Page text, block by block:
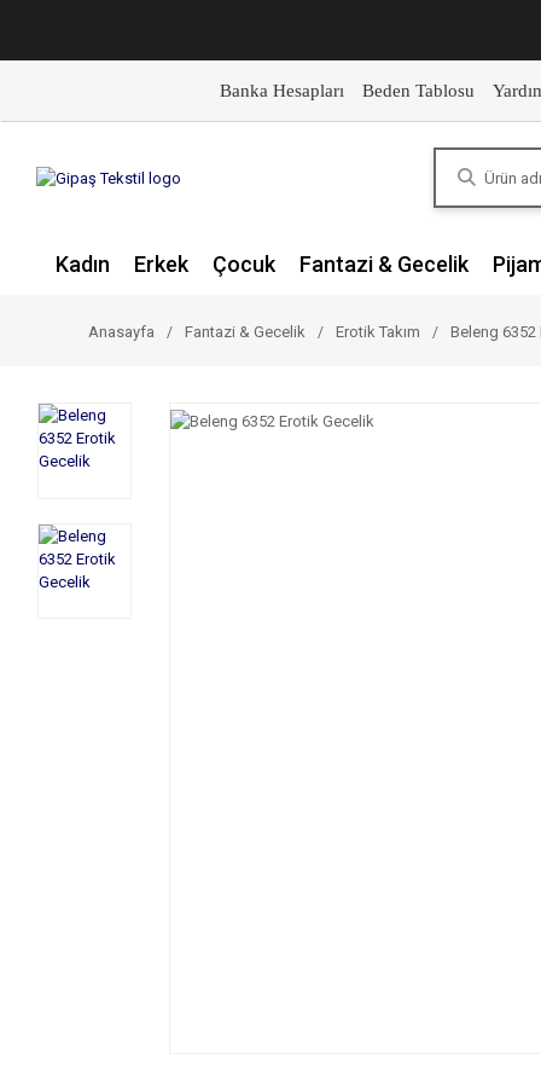
Banka Hesapları Beden Tablosu
Kadın Erkek Çocuk Fantazi & Gecelik
Anasayfa Fantazi & Gecelik Erotik Takım Beleng